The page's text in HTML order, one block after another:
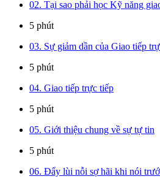
02. Tại sao phải học Kỹ năng
5 phút
03. Sự giảm dần của Giao tiếp
5 phút
04. Giao tiếp trực tiếp
5 phút
05. Giới thiệu chung về sự tự tin
5 phút
06. Đẩy lùi nỗi sợ hãi khi nói